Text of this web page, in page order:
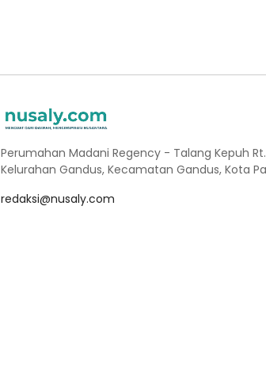
Perumahan Madani Regency - Talang Kepuh Rt.
Kelurahan Gandus, Kecamatan Gandus, Kota
redaksi@nusaly.com